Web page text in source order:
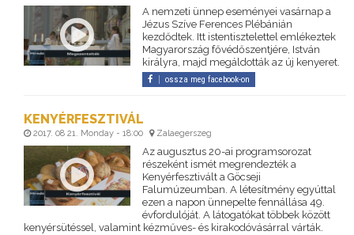
A nemzeti ünnep eseményei vasárnap a
Jézus Szíve Ferences Plébánián
kezdődtek. Itt istentisztelettel emlékeztek
Magyarország fővédőszentjére, István
királyra, majd megáldották az új kenyeret.
ossza meg facebook-on
KENYÉRFESZTIVÁL
2017. 08 21. Monday - 18:00 Zalaegerszeg
Az augusztus 20-ai programsorozat
részeként ismét megrendezték a
Kenyérfesztivált a Göcseji
Falumúzeumban. A létesítmény egyúttal
ezen a napon ünnepelte fennállása 49.
évfordulóját. A látogatókat többek között
kenyérsütéssel, valamint kézműves- és kirakodóvásárral várták.